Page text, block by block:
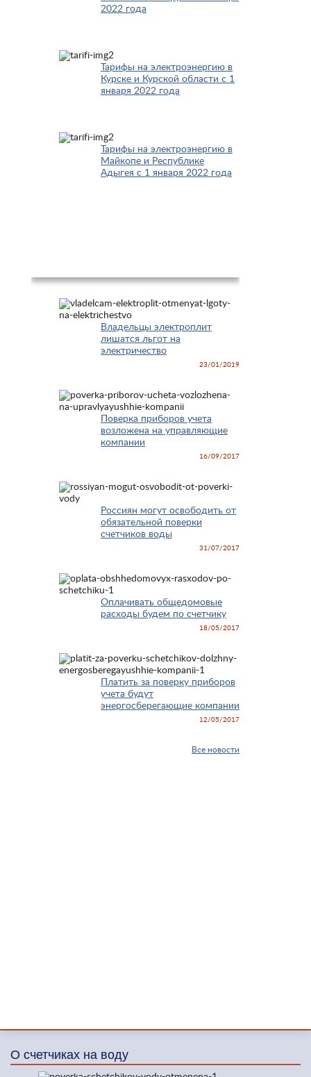
2022 года
Тарифы на электроэнергию в
Курске и Курской области с 1
января 2022 года
Тарифы на электроэнергию в
Майкопе и Республике
Адыгея с 1 января 2022 года
Владельцы электроплит
лишатся льгот на
электричество
23/01/2019
Поверка приборов учета
возложена на управляющие
компании
16/09/2017
Россиян могут освободить от
обязательной поверки
счетчиков воды
31/07/2017
Оплачивать общедомовые
расходы будем по счетчику
18/05/2017
Платить за поверку приборов
учета будут
энергосберегающие компании
12/05/2017
Все новости
О счетчиках на воду